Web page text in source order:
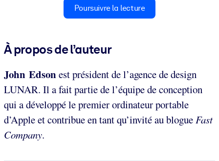
Poursuivre la lecture
À propos de l’auteur
John Edsonest président de l’agence de design
LUNAR. Il a fait partie de l’équipe de conception
qui a développé le premier ordinateur portable
d’Apple et contribue en tant qu’invité au blogueFast
Company.